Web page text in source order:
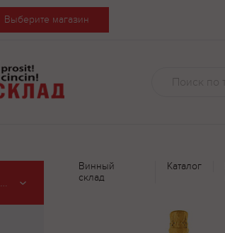
Выберите магазин
Вино игристое, шампанское
Винный
склад
Каталог